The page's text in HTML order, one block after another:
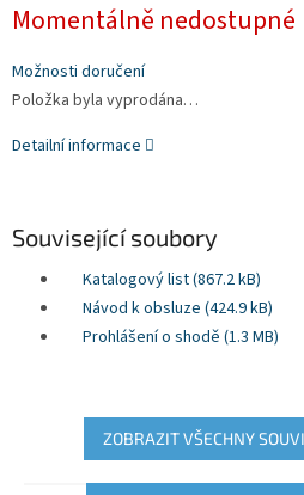
cena:
Momentálně nedostupné
Možnosti doručení
Položka byla vyprodána…
Detailní informace
Související soubory
Katalogový list (867.2 kB)
Návod k obsluze (424.9 kB)
Prohlášení o shodě (1.3 MB)
ZOBRAZIT VŠECHNY